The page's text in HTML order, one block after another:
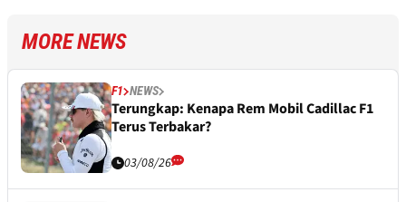
MORE NEWS
F1 NEWS
Terungkap: Kenapa Rem Mobil Cadillac F1
Terus Terbakar?
03/08/26